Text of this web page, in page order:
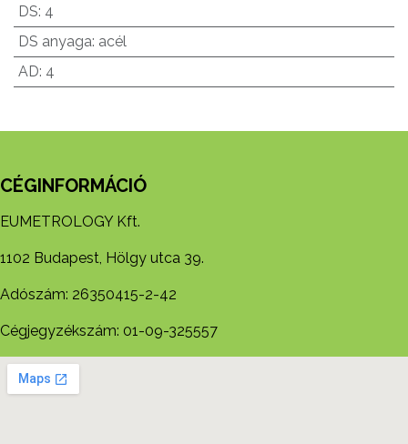
DS: 4
DS anyaga: acél
AD: 4
CÉGINFORMÁCIÓ
EUMETROLOGY Kft.
1102 Budapest, Hölgy utca 39.
Adószám: 26350415-2-42
Cégjegyzékszám: 01-09-325557